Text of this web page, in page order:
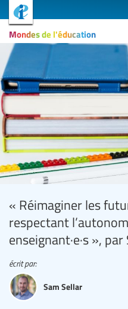
Mondes de l'éducation
« Réimaginer les
respectant
enseignant·e·s »,
écrit par:
Sam Sellar